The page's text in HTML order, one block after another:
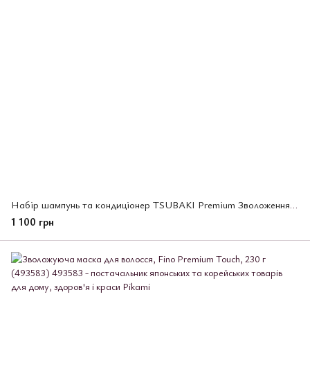
Набір шампунь та кондиціонер TSUBAKI Premium Зволоження і відновлення волосся, 2 шт х 300 мл (494900)
1 100 грн